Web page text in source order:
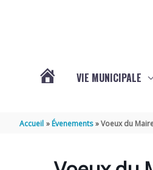
VIE MUNICIPALE
Accueil Évenements Voeux du